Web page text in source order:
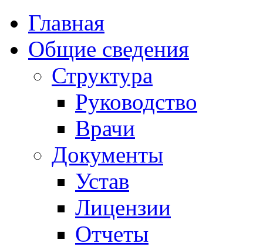
Главная
Общие сведения
Структура
Руководство
Врачи
Документы
Устав
Лицензии
Отчеты